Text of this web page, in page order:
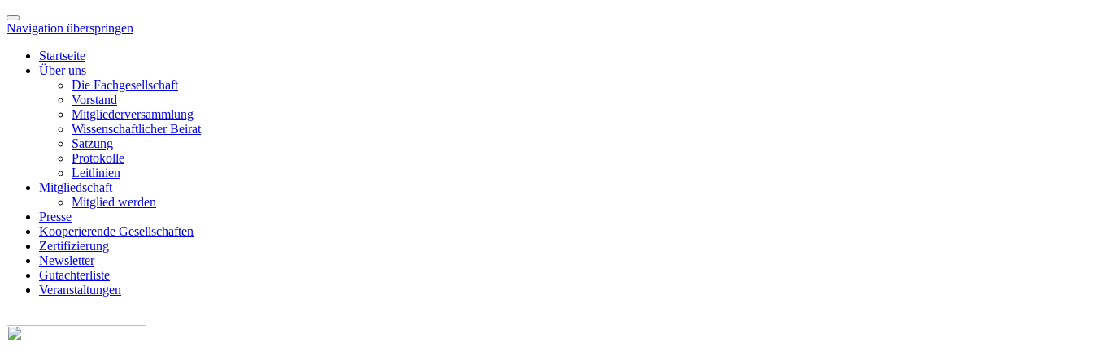
Navigation überspringen
Startseite
Über uns
Die Fachgesellschaft
Vorstand
Mitgliederversammlung
Wissenschaftlicher Beirat
Satzung
Protokolle
Leitlinien
Mitgliedschaft
Mitglied werden
Presse
Kooperierende Gesellschaften
Zertifizierung
Newsletter
Gutachterliste
Veranstaltungen